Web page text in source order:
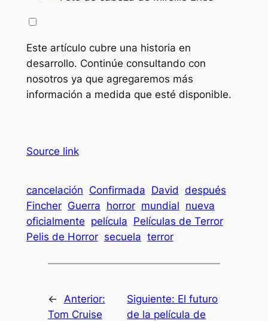
Este artículo cubre una historia en
desarrollo. Continúe consultando con
nosotros ya que agregaremos más
información a medida que esté disponible.
Source link
cancelación Confirmada David después
Fincher Guerra horror mundial nueva
oficialmente película Películas de Terror
Pelis de Horror secuela terror
←
Anterior:
Tom Cruise
Siguiente: El futuro
de la película de